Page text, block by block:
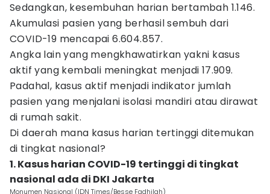
Sedangkan, kesembuhan harian bertambah 1.146.
Akumulasi pasien yang berhasil sembuh dari
COVID-19 mencapai 6.604.857.
Angka lain yang mengkhawatirkan yakni kasus
aktif yang kembali meningkat menjadi 17.909.
Padahal, kasus aktif menjadi indikator jumlah
pasien yang menjalani isolasi mandiri atau dirawat
di rumah sakit.
Di daerah mana kasus harian tertinggi ditemukan
di tingkat nasional?
1. Kasus harian COVID-19 tertinggi di tingkat
nasional ada di DKI Jakarta
Monumen Nasional (IDN Times/Besse Fadhilah)